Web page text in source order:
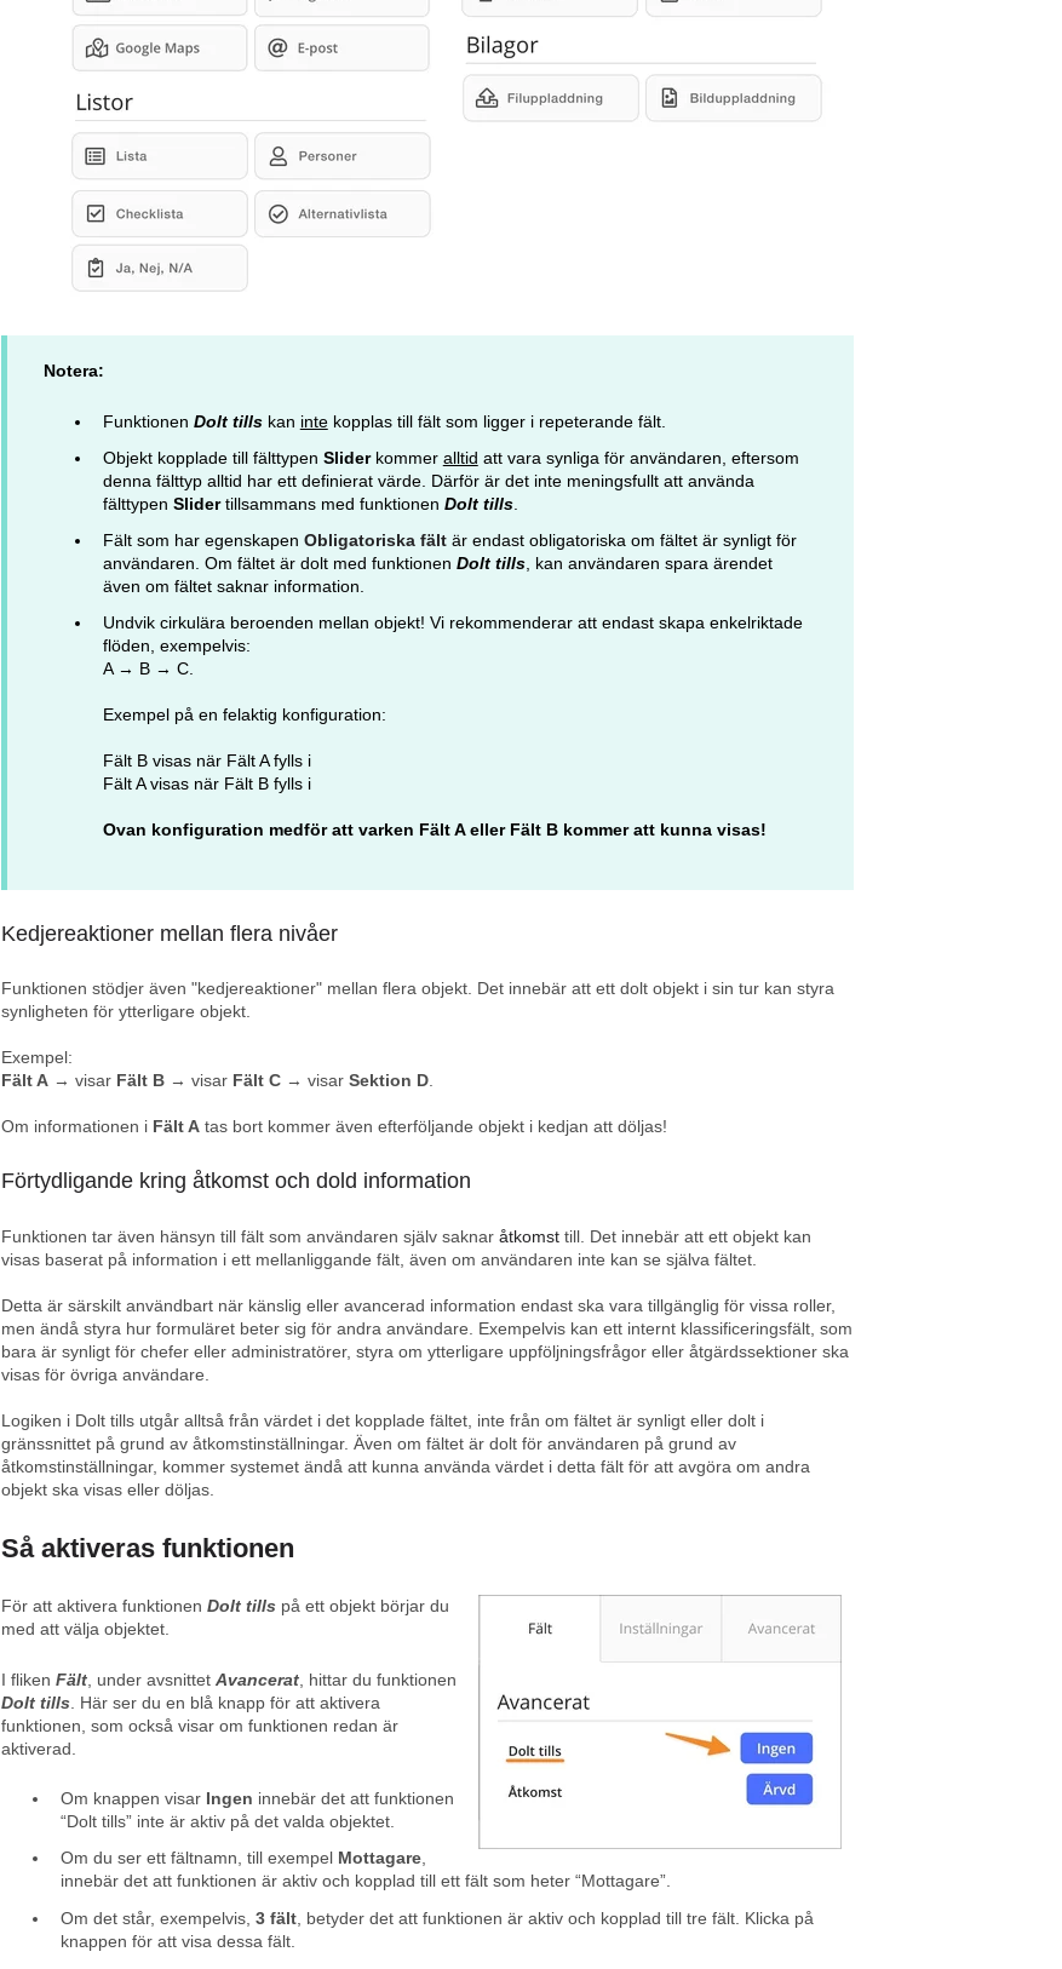
Notera:
Funktionen Dolt tillskan intekopplas till fält som ligger i repeterande fält.
Objekt kopplade till fälttypen Sliderkommer alltid att vara synliga för användaren, eftersom
denna fälttyp alltid har ett definierat värde. Därför är det inte meningsfullt att använda
fälttypen Slidertillsammans med funktionen Dolt tills.
Fält som har egenskapen Obligatoriska fält är endast obligatoriska om fältet är synligt för
användaren. Om fältet är dolt med funktionen Dolt tills, kan användaren spara ärendet
även om fältet saknar information.
Undvik cirkulära beroenden mellan objekt! Vi rekommenderar att endast skapa enkelriktade
flöden, exempelvis:
A → B → C.
Exempel på en felaktig konfiguration:
Fält B visas när Fält A fylls i
Fält A visas när Fält B fylls i
Ovan konfiguration medför att varken Fält A eller Fält B kommer att kunna visas!
Kedjereaktioner mellan flera nivåer
Funktionen stödjer även "kedjereaktioner" mellan flera objekt. Det innebär att ett dolt objekt i sin tur kan styra
synligheten för ytterligare objekt.
Exempel:
Fält A→ visar Fält B→ visar Fält C→ visar Sektion D.
Om informationen i Fält Atas bort kommer även efterföljande objekt i kedjan att döljas!
Förtydligande kring åtkomst och dold information
Funktionen tar även hänsyn till fält som användaren själv saknar åtkomsttill. Det innebär att ett objekt kan
visas baserat på information i ett mellanliggande fält, även om användaren inte kan se själva fältet.
Detta är särskilt användbart när känslig eller avancerad information endast ska vara tillgänglig för vissa roller,
men ändå styra hur formuläret beter sig för andra användare. Exempelvis kan ett internt klassificeringsfält, som
bara är synligt för chefer eller administratörer, styra om ytterligare uppföljningsfrågor eller åtgärdssektioner ska
visas för övriga användare.
Logiken i Dolt tills utgår alltså från värdet i det kopplade fältet, inte från om fältet är synligt eller dolt i
gränssnittet på grund av åtkomstinställningar. Även om fältet är dolt för användaren på grund av
åtkomstinställningar, kommer systemet ändå att kunna använda värdet i detta fält för att avgöra om andra
objekt ska visas eller döljas.
Så aktiveras funktionen
För att aktivera funktionen Dolt tillspå ett objekt börjar du
med att välja objektet.
I fliken Fält, under avsnittet Avancerat, hittar du funktionen
Dolt tills. Här ser du en blå knapp för att aktivera
funktionen, som också visar om funktionen redan är
aktiverad.
Om knappen visar Ingen innebär det att funktionen
“Dolt tills” inte är aktiv på det valda objektet.
Om du ser ett fältnamn, till exempel Mottagare,
innebär det att funktionen är aktiv och kopplad till ett fält som heter “Mottagare”.
Om det står, exempelvis, 3 fält, betyder det att funktionen är aktiv och kopplad till tre fält. Klicka på
knappen för att visa dessa fält.